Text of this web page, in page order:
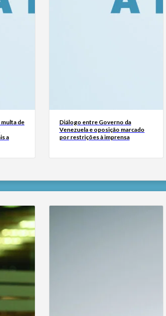
de
a
Diálogo entre Governo da
Venezuela e oposição marcado
por restrições à imprensa